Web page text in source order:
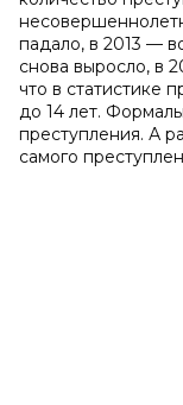
падало, в 2013 —
снова выросло, в
что в статистике
до 14 лет.
преступления. А
самого